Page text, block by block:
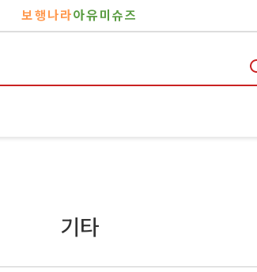
보행나라아유미슈즈
기타